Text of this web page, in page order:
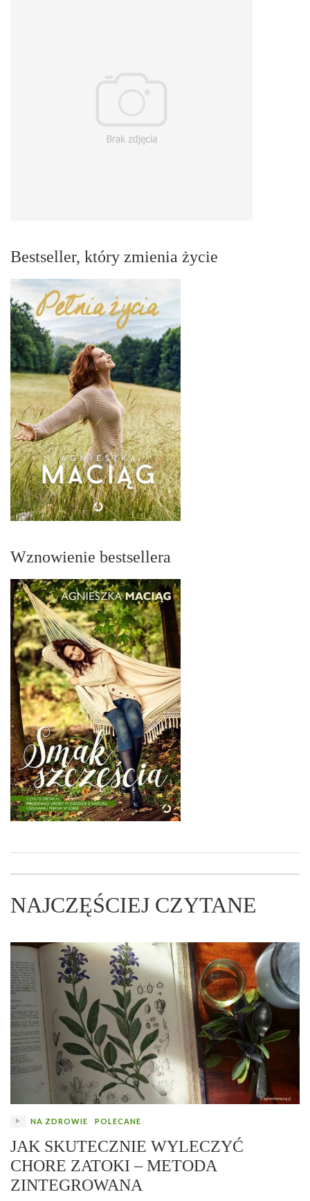
Bestseller, który zmienia życie
Wznowienie bestsellera
NAJCZĘŚCIEJ CZYTANE
NA ZDROWIE POLECANE
JAK SKUTECZNIE WYLECZYĆ
CHORE ZATOKI – METODA
ZINTEGROWANA